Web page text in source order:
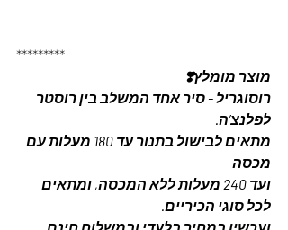
*********
מוצר מומלץ❣️
רוסוגריל - סיר אחד המשלב בין רוסטר
לפלנצ’ה.
מתאים לבישול בתנור עד 180 מעלות עם
מכסה
ועד 240 מעלות ללא המכסה, ומתאים
לכל סוגי הכיריים.